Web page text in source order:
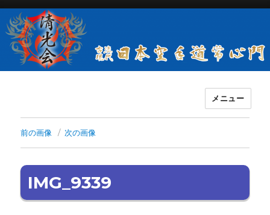
古流現代日本空手道常心門清光会
メニュー
前の画像 次の画像
IMG_9339